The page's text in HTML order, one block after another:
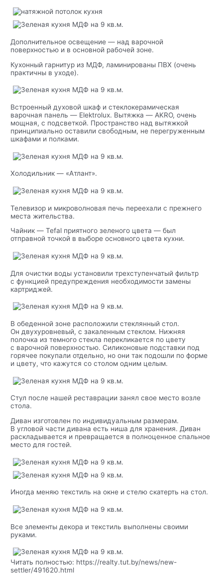
Дополнительное освещение — над варочной
поверхностью и в основной рабочей зоне.
Кухонный гарнитур из МДФ, ламинированы ПВХ (очень
практичны в уходе).
Встроенный духовой шкаф и стеклокерамическая
варочная панель — Elektrolux. Вытяжка — AKRO, очень
мощная, с подсветкой. Пространство над вытяжкой
принципиально оставили свободным, не перегруженным
шкафами и полками.
Холодильник — «Атлант».
Телевизор и микроволновая печь переехали с прежнего
места жительства.
Чайник — Tefal приятного зеленого цвета — был
отправной точкой в выборе основного цвета кухни.
Для очистки воды установили трехступенчатый фильтр
с функцией предупреждения необходимости замены
картриджей.
В обеденной зоне расположили стеклянный стол.
Он двухуровневый, с закаленным стеклом. Нижняя
полочка из темного стекла перекликается по цвету
с варочной поверхностью. Силиконовые подставки под
горячее покупали отдельно, но они так подошли по форме
и цвету, что кажутся со столом одним целым.
Стул после нашей реставрации занял свое место возле
стола.
Диван изготовлен по индивидуальным размерам.
В угловой части дивана есть ниша для хранения. Диван
раскладывается и превращается в полноценное спальное
место для гостей.
Иногда меняю текстиль на окне и стелю скатерть на стол.
Все элементы декора и текстиль выполнены своими
руками.
Читать полностью: https://realty.tut.by/news/new-
settler/491620.html